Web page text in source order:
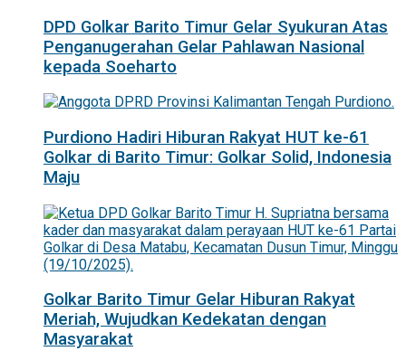
DPD Golkar Barito Timur Gelar Syukuran Atas
Penganugerahan Gelar Pahlawan Nasional
kepada Soeharto
Purdiono Hadiri Hiburan Rakyat HUT ke-61
Golkar di Barito Timur: Golkar Solid, Indonesia
Maju
Golkar Barito Timur Gelar Hiburan Rakyat
Meriah, Wujudkan Kedekatan dengan
Masyarakat